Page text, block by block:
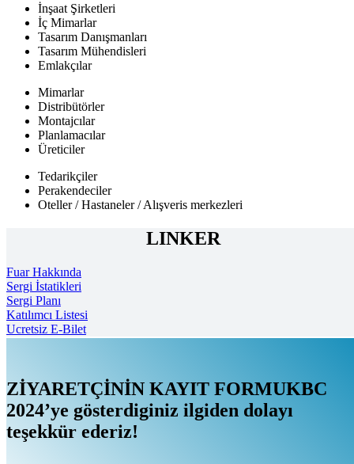
İnşaat Şirketleri
İç Mimarlar
Tasarım Danışmanları
Tasarım Mühendisleri
Emlakçılar
Mimarlar
Distribütörler
Montajcılar
Planlamacılar
Üreticiler
Tedarikçiler
Perakendeciler
Oteller / Hastaneler / Alışveris merkezleri
LINKER
Fuar Hakkında
Sergi İstatikleri
Sergi Planı
Katılımcı Listesi
Ucretsiz E-Bilet
ZİYARETÇİNİN KAYIT FORMUKBC
2024’ye gösterdiginiz ilgiden dolayı
teşekkür ederiz!